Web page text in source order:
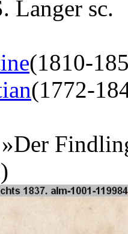
Langer sc.
(1810-
(1772-